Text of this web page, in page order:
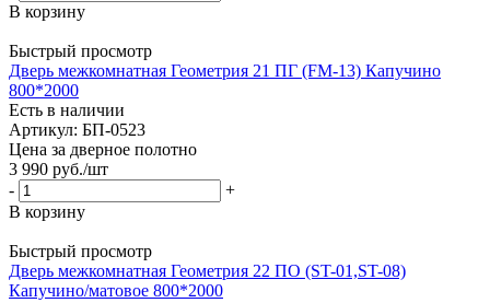
В корзину
Быстрый просмотр
Дверь межкомнатная Геометрия 21 ПГ (FM-13) Капучино
800*2000
Есть в наличии
Артикул: БП-0523
Цена за дверное полотно
3 990 руб./шт
-
+
В корзину
Быстрый просмотр
Дверь межкомнатная Геометрия 22 ПО (ST-01,ST-08)
Капучино/матовое 800*2000